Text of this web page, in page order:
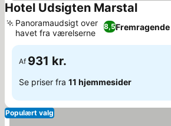
Hotel Udsigten MarstalSe priser
8,5Fremragende
Panoramaudsigt over
havet fra værelserne
Af 931 kr.
Se priser fra 11 hjemmesider
Populært valg